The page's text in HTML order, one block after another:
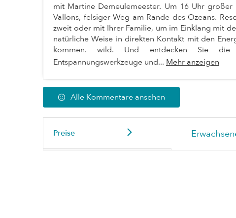
mit Martine Demeulemeester. Um 16 Uhr
Vallons, felsiger Weg am Rande des Ozeans.
zweit oder mit Ihrer Familie, um im Einklang mit
natürliche Weise in direkten Kontakt mit den
kommen. wild. Und entdecken Sie die
Entspannungswerkzeuge und... Mehr anzeigen
Alle Kommentare ansehen
Preise